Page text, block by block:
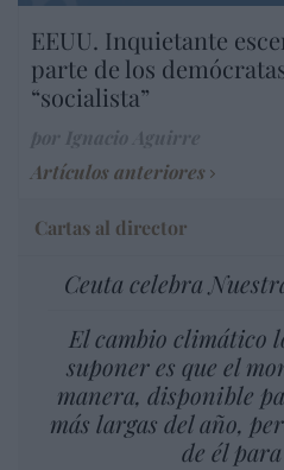
EEUU. Inquietante
parte de los
“socialista”
Artículos anteriores
Cartas al director
Ceuta celebra
El cambio climático
suponer es que el
manera, disponible
más largas del año,
de él